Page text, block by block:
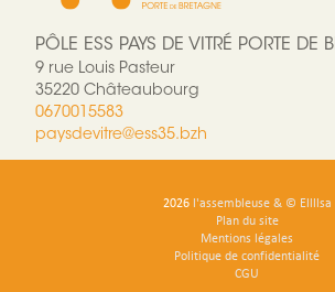
PÔLE ESS PAYS DE VITRÉ PORTE DE
9 rue Louis Pasteur
35220 Châteaubourg
0670015583
paysdevitre@ess35.bzh
2026 l'assembleuse& © Ellllsa
Plan du site
Mentions légales
Politique de confidentialité
CGU